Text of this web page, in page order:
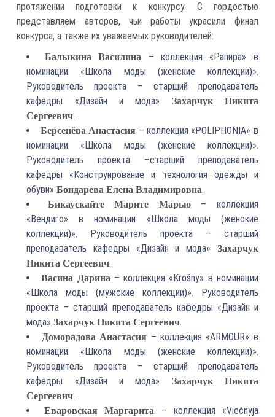
протяжении подготовки к конкурсу. С гордостью
представляем авторов, чьи работы украсили финал
конкурса, а также их уважаемых руководителей:
Балыкина Василина
– коллекция «Рапира» в
номинации «Школа моды (женские коллекции)».
Руководитель проекта – старший преподаватель
кафедры «Дизайн и мода» Захарчук Никита
Сергеевич.
Берсенёва Анастасия – коллекция «POLIPHONIA» в
номинации «Школа моды (женские коллекции)».
Руководитель проекта –старший преподаватель
кафедры «Конструирование и технология одежды и
обуви»Бондарева Елена Владимировна.
Бикаускайте Марите Марью– коллекция
«Вендиго» в номинации «Школа моды (женские
коллекции)». Руководитель проекта – старший
преподаватель кафедры «Дизайн и мода» Захарчук
Никита Сергеевич.
Васина Дарина – коллекция «Krošny» в номинации
«Школа моды (мужские коллекции)». Руководитель
проекта – старший преподаватель кафедры «Дизайн и
мода»Захарчук Никита Сергеевич.
Доморадова Анастасия – коллекция «ARMOUR» в
номинации «Школа моды (женские коллекции)».
Руководитель проекта – старший преподаватель
кафедры «Дизайн и мода» Захарчук Никита
Сергеевич.
Еваровская Маргарита
– коллекция «Viečnyja